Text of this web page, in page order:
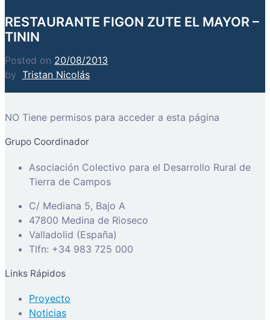
RESTAURANTE FIGON ZUTE EL MAYOR –
TININ
Posted on 20/08/2013
by Tristan Nicolás
NO Tiene permisos para acceder a esta página
Grupo Coordinador
Asociación Colectivo para el Desarrollo Rural de
Tierra de Campos
C/ Mediana 5, Bajo A
47800 Medina de Rioseco
Valladolid (España)
Tlfn: +34 983 725 000
Links Rápidos
Proyecto
Noticias